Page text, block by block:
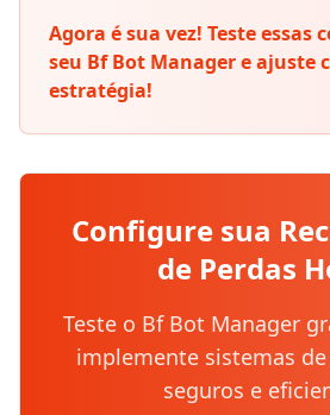
Agora é sua vez! Teste essas
seu Bf Bot Manager e ajuste
estratégia!
Configure sua
de Perdas
Teste o Bf Bot Manager
implemente sistemas
seguros e